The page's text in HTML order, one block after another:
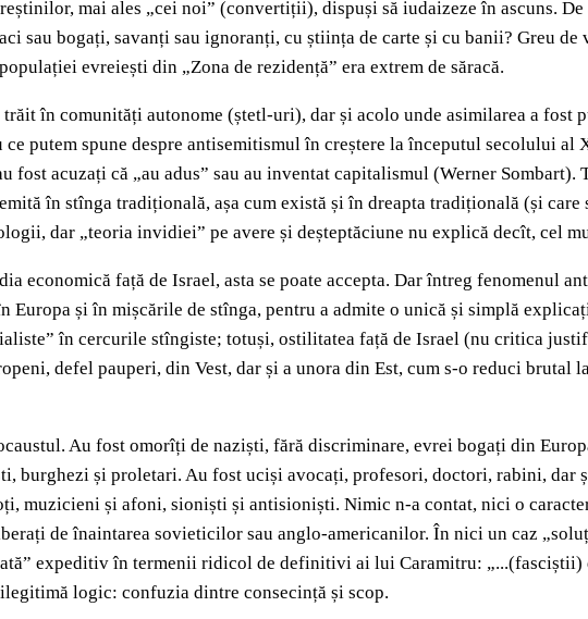
mai ales „cei noi” (convertiții), dispuși să iudaizeze în ascuns.
sau bogați, savanți sau ignoranți, cu știința de carte și cu banii? Greu
evreiești din „Zona de rezidență” era extrem de săracă.
în comunități autonome (ștetl-uri), dar și acolo unde asimilarea a fost
putem spune despre antisemitismul în creștere la începutul secolului
acuzați că „au adus” sau au inventat capitalismul (Werner Sombart).
în stînga tradițională, așa cum există și în dreapta tradițională (și
dar „teoria invidiei” pe avere și deșteptăciune nu explică decît, cel
economică față de Israel, asta se poate accepta. Dar întreg fenomenul
și în mișcările de stînga, pentru a admite o unică și simplă
în cercurile stîngiste; totuși, ostilitatea față de Israel (nu critica
defel pauperi, din Vest, dar și a unora din Est, cum s-o reduci brutal
Au fost omorîți de naziști, fără discriminare, evrei bogați din
burghezi și proletari. Au fost uciși avocați, profesori, doctori, rabini, dar
muzicieni și afoni, sioniști și antisioniști. Nimic n-a contat, nici o
de înaintarea sovieticilor sau anglo-americanilor. În nici un caz
expeditiv în termenii ridicol de definitivi ai lui Caramitru:
logic: confuzia dintre consecință și scop.